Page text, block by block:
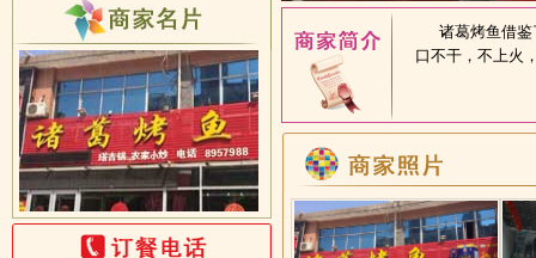
诸葛烤鱼借鉴
口不干，不上火